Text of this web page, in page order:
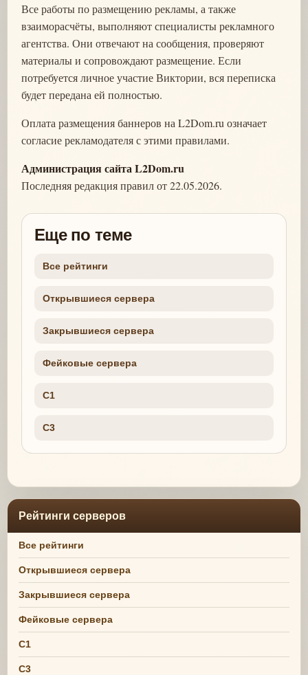
Все работы по размещению рекламы, а также
взаиморасчёты, выполняют специалисты рекламного
агентства. Они отвечают на сообщения, проверяют
материалы и сопровождают размещение. Если
потребуется личное участие Виктории, вся переписка
будет передана ей полностью.
Оплата размещения баннеров на L2Dom.ru означает
согласие рекламодателя с этими правилами.
Администрация сайта L2Dom.ru
Последняя редакция правил от 22.05.2026.
Еще по теме
Все рейтинги
Открывшиеся сервера
Закрывшиеся сервера
Фейковые сервера
C1
C3
Рейтинги серверов
Все рейтинги
Открывшиеся сервера
Закрывшиеся сервера
Фейковые сервера
C1
C3